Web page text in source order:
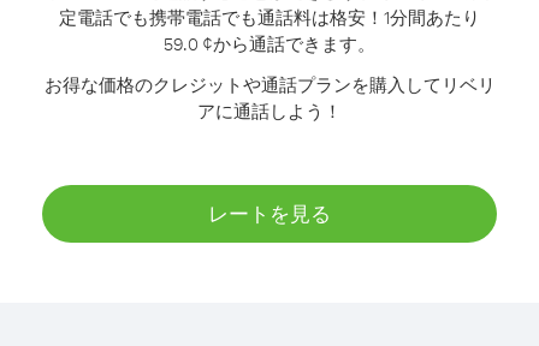
定電話でも携帯電話でも通話料は格安！1分間あたり
59.0 ¢から通話できます。
お得な価格のクレジットや通話プランを購入してリベリ
アに通話しよう！
レートを見る